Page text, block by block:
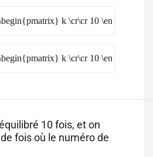
k \cr\cr 10
k \cr\cr 10
10 fois, et on
fois où le numéro de